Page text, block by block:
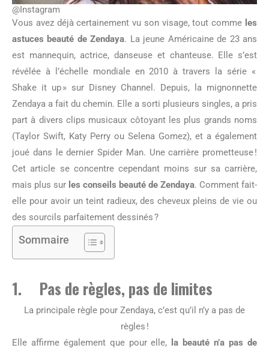
@Instagram
Vous avez déjà certainement vu son visage, tout comme les
astuces beauté de Zendaya. La jeune Américaine de 23 ans
est mannequin, actrice, danseuse et chanteuse. Elle s’est
révélée à l’échelle mondiale en 2010 à travers la série «
Shake it up » sur Disney Channel. Depuis, la mignonnette
Zendaya a fait du chemin. Elle a sorti plusieurs singles, a pris
part à divers clips musicaux côtoyant les plus grands noms
(Taylor Swift, Katy Perry ou Selena Gomez), et a également
joué dans le dernier Spider Man. Une carrière prometteuse !
Cet article se concentre cependant moins sur sa carrière,
mais plus sur les conseils beauté de Zendaya. Comment fait-
elle pour avoir un teint radieux, des cheveux pleins de vie ou
des sourcils parfaitement dessinés ?
Sommaire
1. Pas de règles, pas de limites
La principale règle pour Zendaya, c’est qu’il n’y a pas de
règles !
Elle affirme également que pour elle,
la beauté n’a pas de